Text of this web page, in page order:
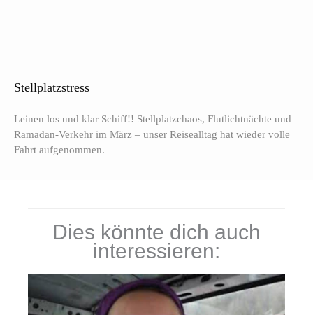
Stellplatzstress
Leinen los und klar Schiff!! Stellplatzchaos, Flutlichtnächte und
Ramadan-Verkehr im März – unser Reisealltag hat wieder volle
Fahrt aufgenommen.
Dies könnte dich auch
interessieren: